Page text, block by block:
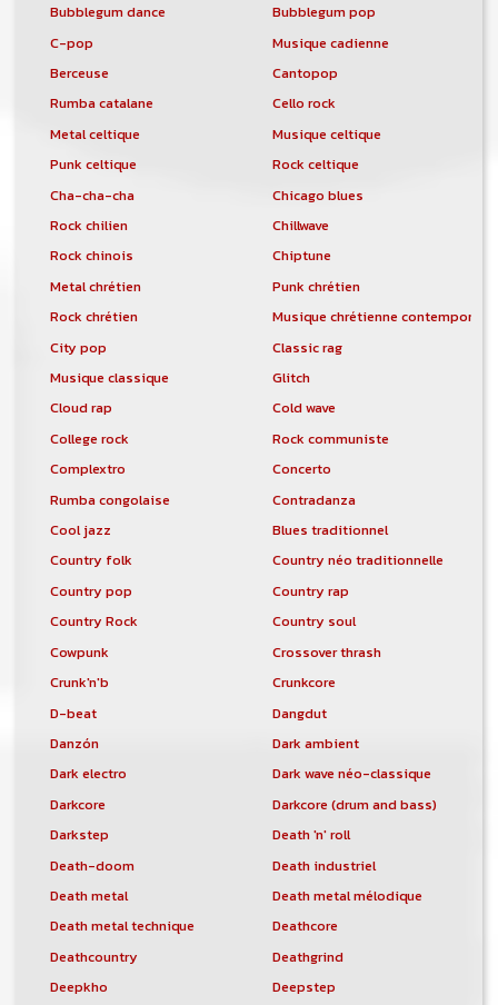
Bubblegum dance
Bubblegum pop
C-pop
Musique cadienne
Berceuse
Cantopop
Rumba catalane
Cello rock
Metal celtique
Musique celtique
Punk celtique
Rock celtique
Cha-cha-cha
Chicago blues
Rock chilien
Chillwave
Rock chinois
Chiptune
Metal chrétien
Punk chrétien
Rock chrétien
Musique chrétienne
City pop
Classic rag
Musique classique
Glitch
Cloud rap
Cold wave
College rock
Rock communiste
Complextro
Concerto
Rumba congolaise
Contradanza
Cool jazz
Blues traditionnel
Country folk
Country néo traditionnelle
Country pop
Country rap
Country Rock
Country soul
Cowpunk
Crossover thrash
Crunk'n'b
Crunkcore
D-beat
Dangdut
Danzón
Dark ambient
Dark electro
Dark wave néo-classique
Darkcore
Darkcore (drum and bass)
Darkstep
Death 'n' roll
Death-doom
Death industriel
Death metal
Death metal mélodique
Death metal technique
Deathcore
Deathcountry
Deathgrind
Deepkho
Deepstep